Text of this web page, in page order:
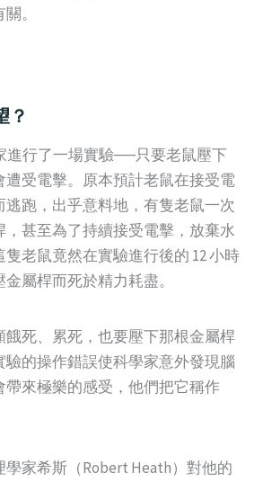
。
？
進行了一場實驗──只要老鼠壓下
遭受電擊。原本預計老鼠在接受電
逃跑，出乎意料地，有隻老鼠一次
，甚至為了持續接受電擊，放棄水
老鼠竟然在實驗進行後的 12 小時
屬桿而死於精力耗盡。
餓死、累死，也要壓下那根金屬桿
的操作錯誤使科學家意外發現腦
帶來極樂的感受，他們把它稱作
家希斯（Robert Heath）對他的